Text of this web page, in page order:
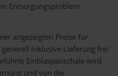
Entsorgungsproblem
angezeigten Preise für
inklusive Lieferung frei
Einblaspauschale wird
und von der